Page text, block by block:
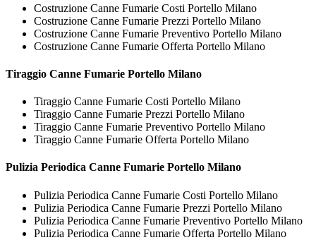
Costruzione Canne Fumarie Costi Portello Milano
Costruzione Canne Fumarie Prezzi Portello Milano
Costruzione Canne Fumarie Preventivo Portello Milano
Costruzione Canne Fumarie Offerta Portello Milano
Tiraggio Canne Fumarie Portello Milano
Tiraggio Canne Fumarie Costi Portello Milano
Tiraggio Canne Fumarie Prezzi Portello Milano
Tiraggio Canne Fumarie Preventivo Portello Milano
Tiraggio Canne Fumarie Offerta Portello Milano
Pulizia Periodica Canne Fumarie Portello Milano
Pulizia Periodica Canne Fumarie Costi Portello Milano
Pulizia Periodica Canne Fumarie Prezzi Portello Milano
Pulizia Periodica Canne Fumarie Preventivo Portello Milano
Pulizia Periodica Canne Fumarie Offerta Portello Milano